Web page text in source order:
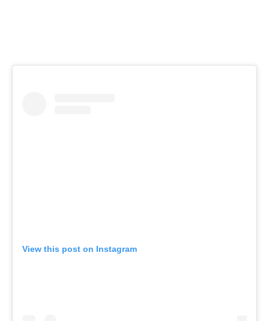
View this post on Instagram